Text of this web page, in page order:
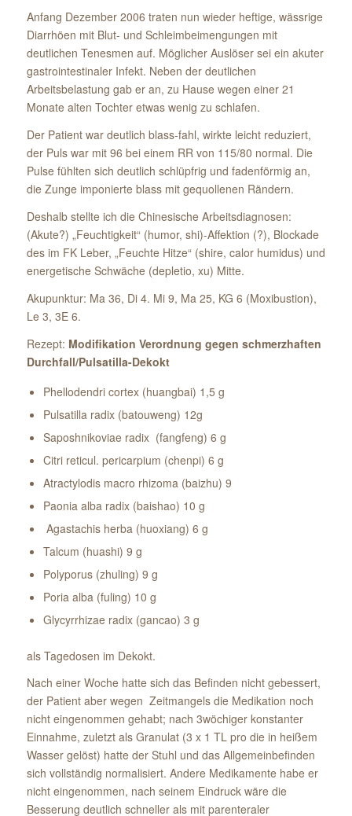
Anfang Dezember 2006 traten nun wieder heftige, wässrige
Diarrhöen mit Blut- und Schleimbeimengungen mit
deutlichen Tenesmen auf. Möglicher Auslöser sei ein akuter
gastrointestinaler Infekt. Neben der deutlichen
Arbeitsbelastung gab er an, zu Hause wegen einer 21
Monate alten Tochter etwas wenig zu schlafen.
Der Patient war deutlich blass-fahl, wirkte leicht reduziert,
der Puls war mit 96 bei einem RR von 115/80 normal. Die
Pulse fühlten sich deutlich schlüpfrig und fadenförmig an,
die Zunge imponierte blass mit gequollenen Rändern.
Deshalb stellte ich die Chinesische Arbeitsdiagnosen:
(Akute?) „Feuchtigkeit“ (humor, shi)-Affektion (?), Blockade
des im FK Leber, „Feuchte Hitze“ (shire, calor humidus) und
energetische Schwäche (depletio, xu) Mitte.
Akupunktur: Ma 36, Di 4. Mi 9, Ma 25, KG 6 (Moxibustion),
Le 3, 3E 6.
Rezept: Modifikation Verordnung gegen schmerzhaften
Durchfall/Pulsatilla-Dekokt
Phellodendri cortex (huangbai) 1,5 g
Pulsatilla radix (batouweng) 12g
Saposhnikoviae radix (fangfeng) 6 g
Citri reticul. pericarpium (chenpi) 6 g
Atractylodis macro rhizoma (baizhu) 9
Paonia alba radix (baishao) 10 g
Agastachis herba (huoxiang) 6 g
Talcum (huashi) 9 g
Polyporus (zhuling) 9 g
Poria alba (fuling) 10 g
Glycyrrhizae radix (gancao) 3 g
als Tagedosen im Dekokt.
Nach einer Woche hatte sich das Befinden nicht gebessert,
der Patient aber wegen Zeitmangels die Medikation noch
nicht eingenommen gehabt; nach 3wöchiger konstanter
Einnahme, zuletzt als Granulat (3 x 1 TL pro die in heißem
Wasser gelöst) hatte der Stuhl und das Allgemeinbefinden
sich vollständig normalisiert. Andere Medikamente habe er
nicht eingenommen, nach seinem Eindruck wäre die
Besserung deutlich schneller als mit parenteraler